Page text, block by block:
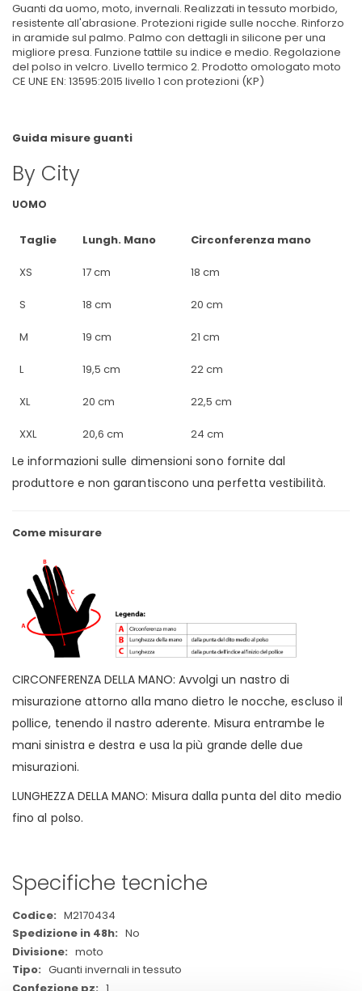
Guanti da uomo, moto, invernali. Realizzati in tessuto morbido,
resistente all'abrasione. Protezioni rigide sulle nocche. Rinforzo
in aramide sul palmo. Palmo con dettagli in silicone per una
migliore presa. Funzione tattile su indice e medio. Regolazione
del polso in velcro. Livello termico 2. Prodotto omologato moto
CE UNE EN: 13595:2015 livello 1 con protezioni (KP)
Guida misure guanti
By City
UOMO
Taglie Lungh. Mano Circonferenza mano
XS 17 cm 18 cm
S 18 cm 20 cm
M 19 cm 21 cm
L 19,5 cm 22 cm
XL 20 cm 22,5 cm
XXL 20,6 cm 24 cm
Le informazioni sulle dimensioni sono fornite dal
produttore e non garantiscono una perfetta vestibilità.
Come misurare
CIRCONFERENZA DELLA MANO: Avvolgi un nastro di
misurazione attorno alla mano dietro le nocche, escluso il
pollice, tenendo il nastro aderente. Misura entrambe le
mani sinistra e destra e usa la più grande delle due
misurazioni.
LUNGHEZZA DELLA MANO: Misura dalla punta del dito medio
fino al polso.
Specifiche tecniche
Maggiori
Informazioni
M2170434
No
moto
Guanti invernali in tessuto
1